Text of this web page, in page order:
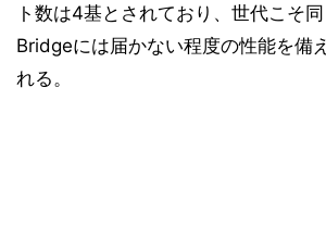
ト数は4基とされており、世代こそ
Bridgeには届かない程度の性能を備
れる。